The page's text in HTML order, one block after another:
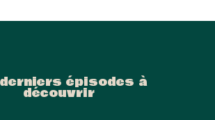
épisodes à
découvrir